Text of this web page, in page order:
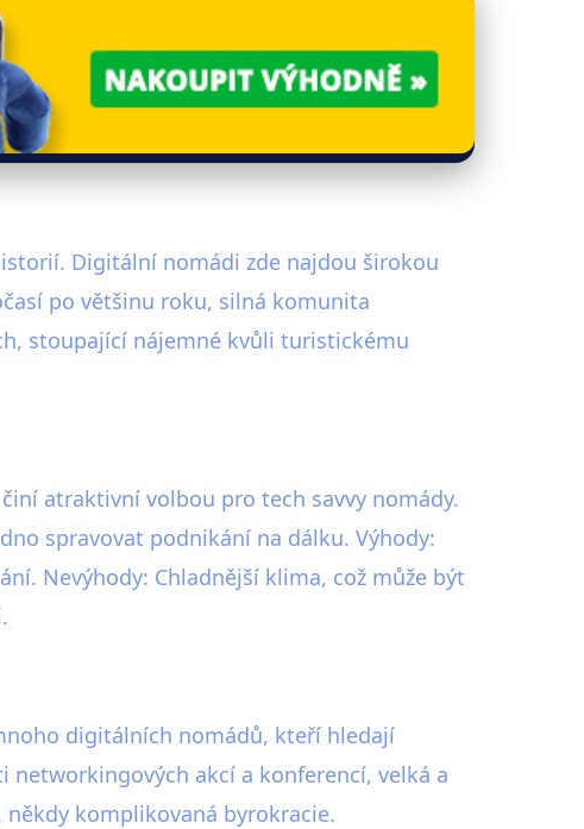
Digitální nomádi zde najdou širokou
po většinu roku, silná komunita
stoupající nájemné kvůli turistickému
atraktivní volbou pro tech savvy nomády.
spravovat podnikání na dálku. Výhody:
Nevýhody: Chladnější klima, což může být
digitálních nomádů, kteří hledají
akcí a konferencí, velká a
komplikovaná byrokracie.